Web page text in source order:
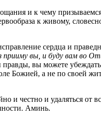
и к чему
к живому,
сердца и
вы, и буду вам во
правды, вы можете
Божией, а не по своей
и честно и удаляться от
Аминь.